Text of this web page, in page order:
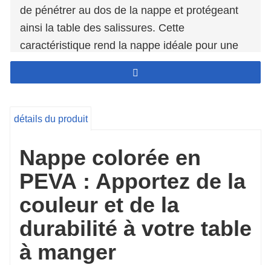
de pénétrer au dos de la nappe et protégeant
ainsi la table des salissures. Cette
caractéristique rend la nappe idéale pour une
utilisation en extérieur ou dans des
environnements humides, comme le camping,
famille.
surface en plastique est plane et lisse, ce qui la
rend peu sujette à la poussière et aux taches et
facilite son nettoyage quotidien. Les taches
s'enlèvent facilement d'un simple coup de
chiffon ou d'éponge humide, sans étapes de
nettoyage compliquées.
3. Durable et infroissable :
détails du produit
Nappe colorée en
PEVA : Apportez de la
couleur et de la
durabilité à votre table
à manger